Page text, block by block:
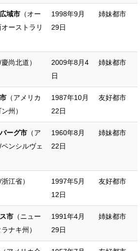
域市 （オー
ーストラリ
1998年9月
29日
姉妹都市
慶尚北道）
2009年8月4
日
姉妹都市
（アメリカ
州）
1987年10月
22日
友好都市
ーグ市 （ア
ンシルヴェ
1960年8月
22日
姉妹都市
浙江省）
1997年5月
12日
友好都市
市 （ニュー
ナキ州）
1991年4月
29日
姉妹都市